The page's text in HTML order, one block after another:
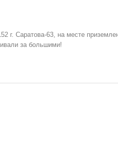
г. Саратова-63, на месте
за большими!